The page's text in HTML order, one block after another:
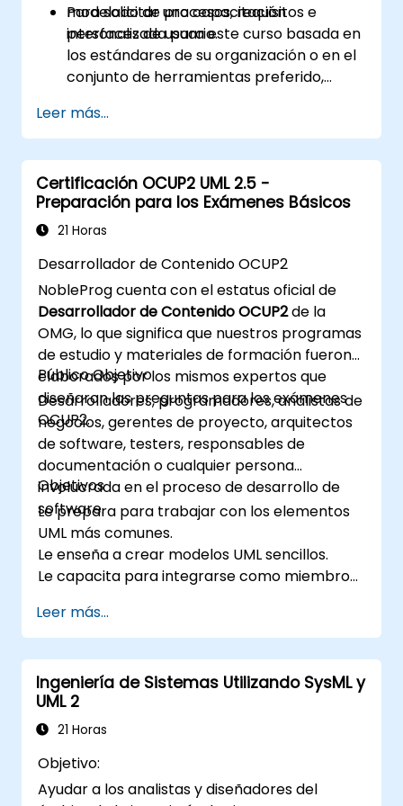
modelado de procesos, requisitos e
interfaces de usuario.
Para solicitar una capacitación
personalizada para este curso basada en
los estándares de su organización o en el
conjunto de herramientas preferido,
Leer más...
Certificación OCUP2 UML 2.5 -
Preparación para los Exámenes Básicos
21 Horas
Desarrollador de Contenido OCUP2
NobleProg cuenta con el estatus oficial de
Desarrollador de Contenido OCUP2de la
OMG, lo que significa que nuestros programas
de estudio y materiales de formación fueron
elaborados por los mismos expertos que
diseñaron las preguntas para los exámenes
OCUP2.
Público Objetivo
Desarrolladores, programadores, analistas de
negocios, gerentes de proyecto, arquitectos
de software, testers, responsables de
documentación o cualquier persona
involucrada en el proceso de desarrollo de
software.
Objetivos
Le prepara para trabajar con los elementos
UML más comunes.
Le enseña a crear modelos UML sencillos.
Le capacita para integrarse como miembro
Leer más...
Ingeniería de Sistemas Utilizando SysML y
UML 2
21 Horas
Objetivo:
Ayudar a los analistas y diseñadores del